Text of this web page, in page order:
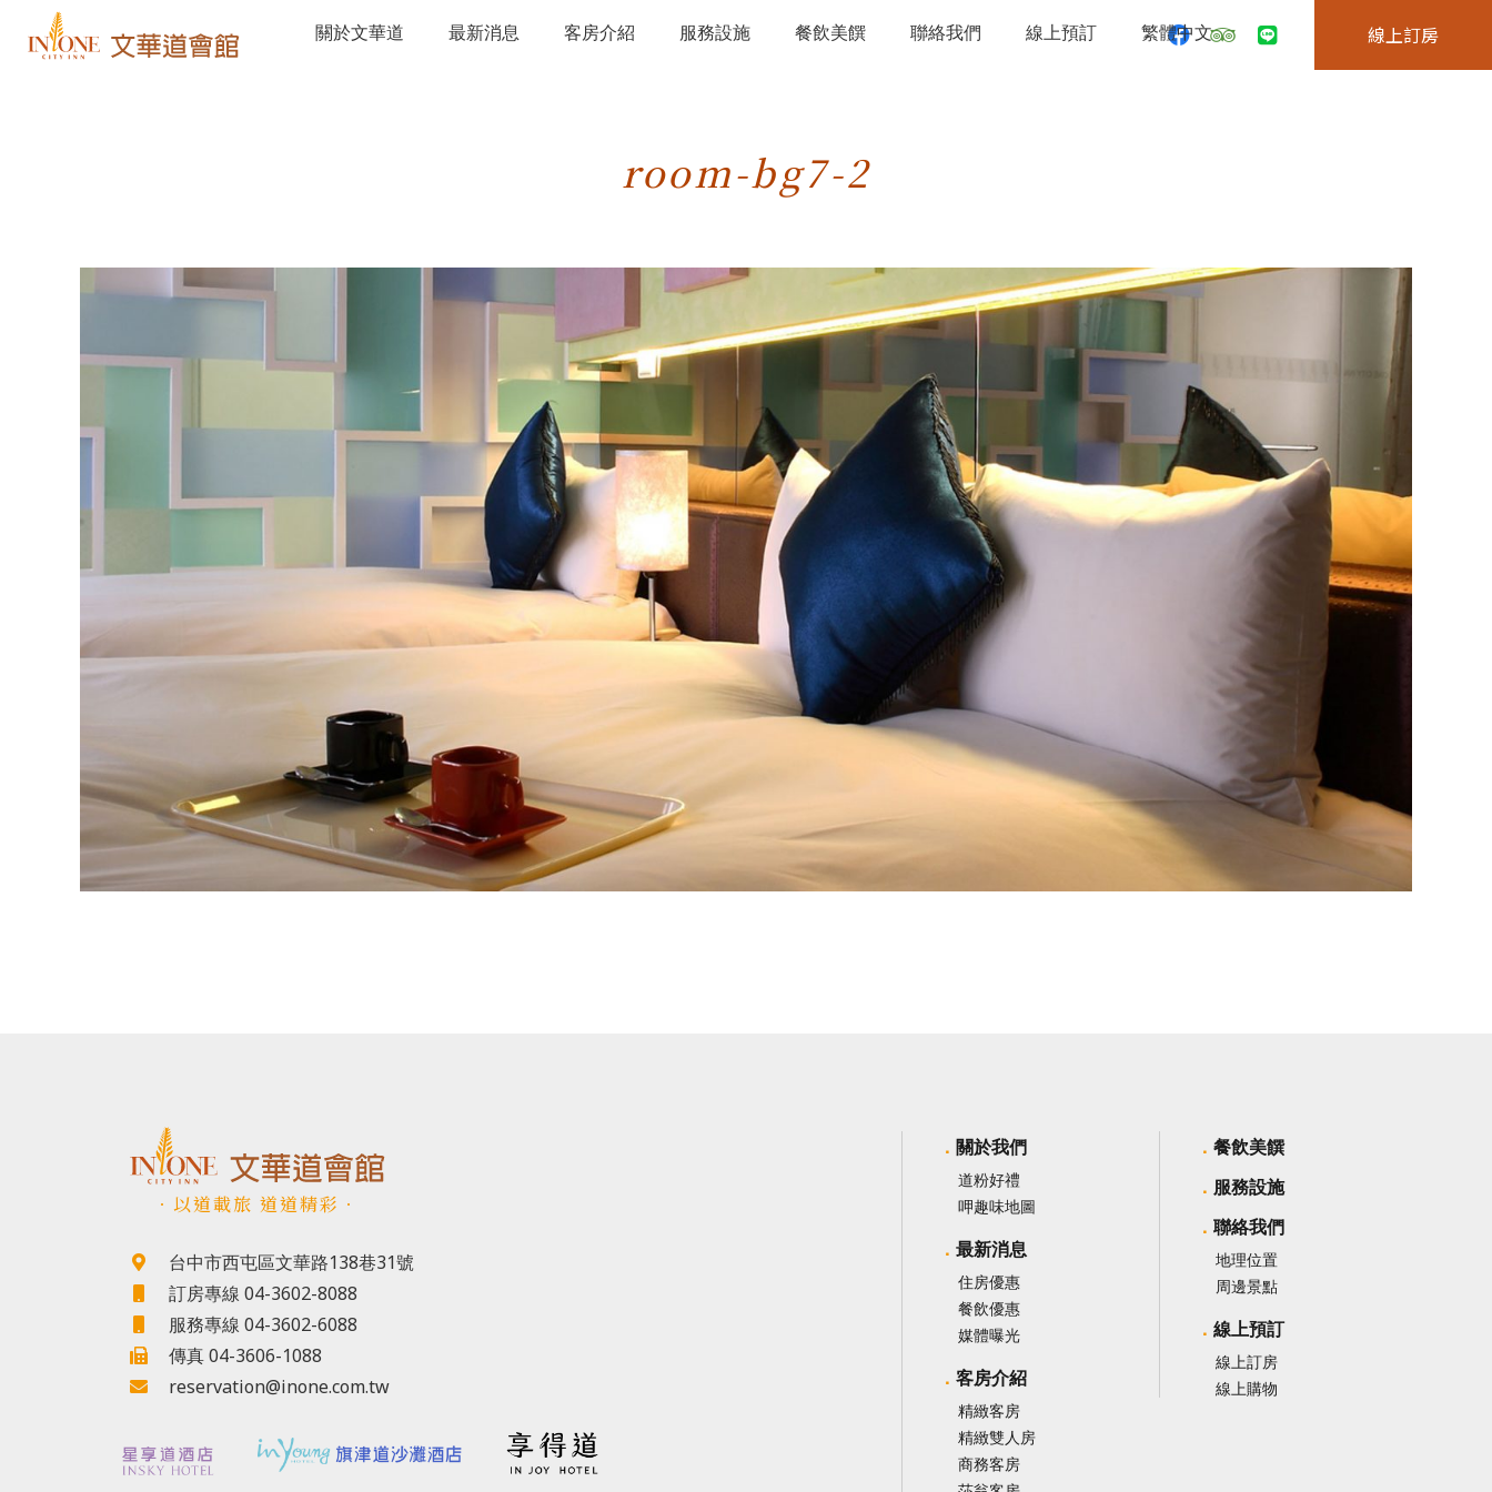
關於文華道 最新消息 客房介紹 服務設施 餐飲美饌 聯絡我們 線上預訂 繁體中文 線上訂房
room-bg7-2
．以道載旅 道道精彩．
台中市西屯區文華路138巷31號
訂房專線 04-3602-8088
服務專線 04-3602-6088
傳真 04-3606-1088
reservation@inone.com.tw
關於我們
道粉好禮
呷趣味地圖
最新消息
住房優惠
餐飲優惠
媒體曝光
客房介紹
精緻客房
精緻雙人房
商務客房
餐飲美饌
服務設施
聯絡我們
地理位置
周邊景點
線上預訂
線上訂房
線上購物